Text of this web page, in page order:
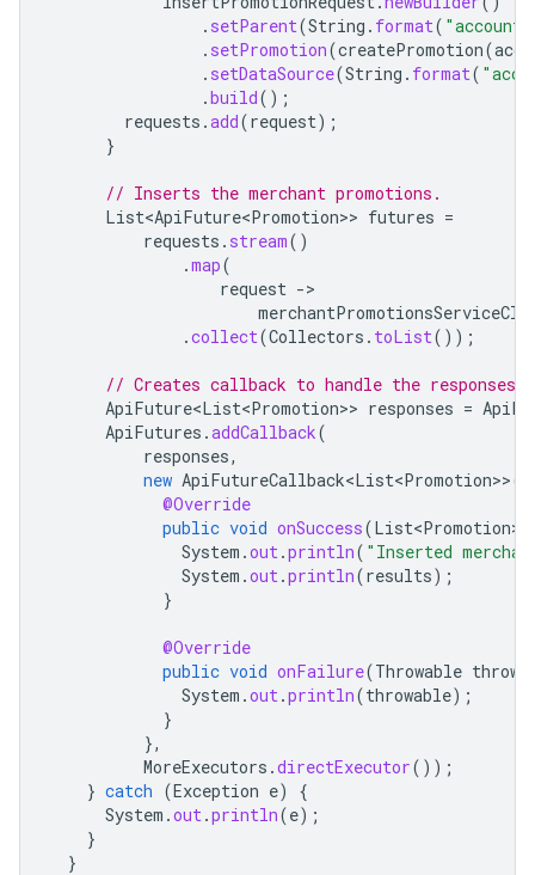
. setParent(String . format(
. setPromotion(createPromotion(
. setDataSource(String . format(
.build();
requests .add(request);
}
// Inserts the merchant promotions.
List<ApiFuture<Promotion>> futures =
requests . stream()
.map(
request -
.collect(Collectors . toList());
// Creates callback to handle the responses
ApiFuture<List<Promotion>> responses =
ApiFutures .addCallback(
responses,
new ApiFutureCallback<List<Promotion>>()
@Override
public void onSuccess(List<Promotion>
System .out.println( "Inserted
System .out.println(results);
}
@Override
public void onFailure(Throwable
System .out.println(throwable);
}
},
MoreExecutors .directExecutor());
} catch (Exception e)
{
System .out.println(e);
}
}